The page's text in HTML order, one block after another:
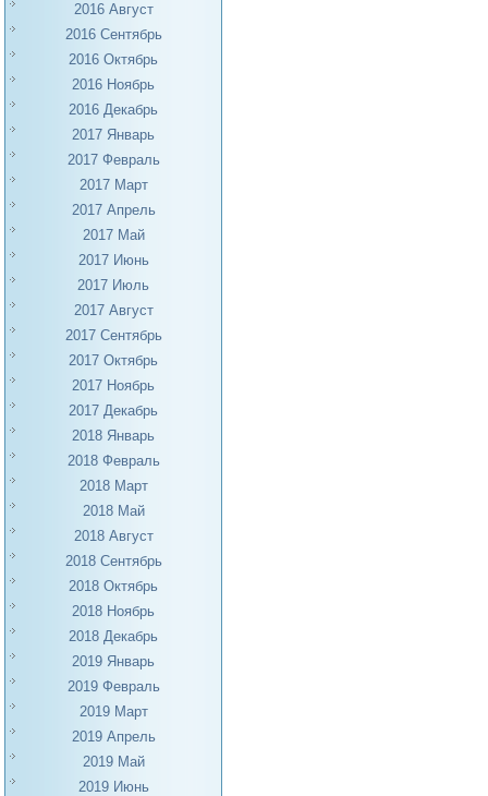
2016 Август
2016 Сентябрь
2016 Октябрь
2016 Ноябрь
2016 Декабрь
2017 Январь
2017 Февраль
2017 Март
2017 Апрель
2017 Май
2017 Июнь
2017 Июль
2017 Август
2017 Сентябрь
2017 Октябрь
2017 Ноябрь
2017 Декабрь
2018 Январь
2018 Февраль
2018 Март
2018 Май
2018 Август
2018 Сентябрь
2018 Октябрь
2018 Ноябрь
2018 Декабрь
2019 Январь
2019 Февраль
2019 Март
2019 Апрель
2019 Май
2019 Июнь